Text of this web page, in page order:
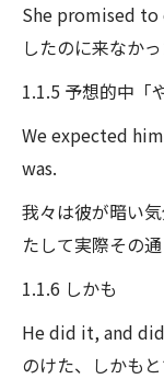
She promised
したのに来なかっ
1.1.5 予想的中「
We expected
was.
我々は彼が暗い
たして実際その通
1.1.6 しかも
He did it, and
のけた、しかもと